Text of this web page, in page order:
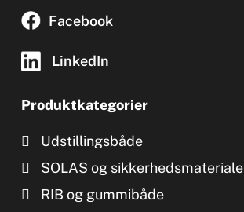
Facebook
LinkedIn
Produktkategorier
Udstillingsbåde
SOLAS og sikkerhedsmateriale
RIB og gummibåde